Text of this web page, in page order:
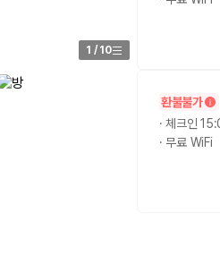
1 / 10
환불불가
·체크인
· 무료 WiFi